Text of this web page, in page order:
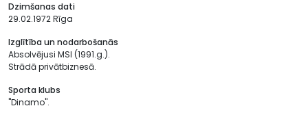
Dzimšanas dati
29.02.1972 Rīga
Izglītība un nodarbošanās
Absolvējusi MSI (1991.g.).
Strādā privātbiznesā.
Sporta klubs
"Dinamo".